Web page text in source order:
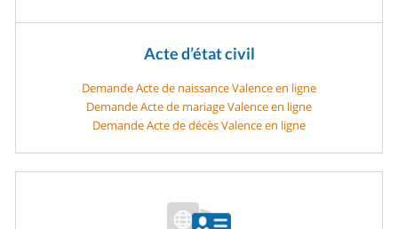
Acte d’état civil
Demande Acte de naissance Valence en ligne
Demande Acte de mariage Valence en ligne
Demande Acte de décès Valence en ligne